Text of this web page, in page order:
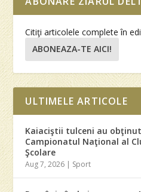
Citiţi articolele complete în
ABONEAZA-TE AICI!
ULTIMELE ARTICOLE
Kaiaciştii tulceni au
Campionatul Naţional al
Şcolare
Aug 7, 2026 | Sport